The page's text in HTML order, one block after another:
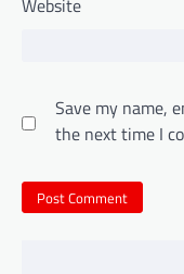
Save my name,
the next time I